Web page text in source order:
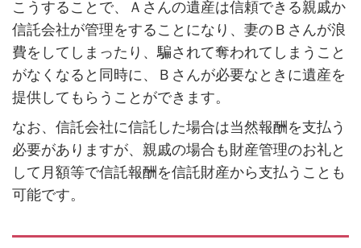
こうすることで、Ａさんの遺産は信頼できる親戚か
信託会社が管理をすることになり、妻のＢさんが浪
費をしてしまったり、騙されて奪われてしまうこと
がなくなると同時に、Ｂさんが必要なときに遺産を
提供してもらうことができます。
なお、信託会社に信託した場合は当然報酬を支払う
必要がありますが、親戚の場合も財産管理のお礼と
して月額等で信託報酬を信託財産から支払うことも
可能です。